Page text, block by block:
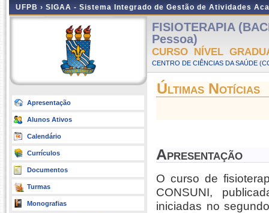
UFPB › SIGAA - Sistema Integrado de Gestão de Atividades
Apresentação
Alunos Ativos
Calendário
Currículos
Documentos
Turmas
Monografias
FISIOTERAPIA
Pessoa)
CURSO NÍVEL
CENTRO DE CIÊNCIAS DA SAÚDE
Últimas Notícias
Apresentação
O curso de
CONSUNI,
iniciadas no